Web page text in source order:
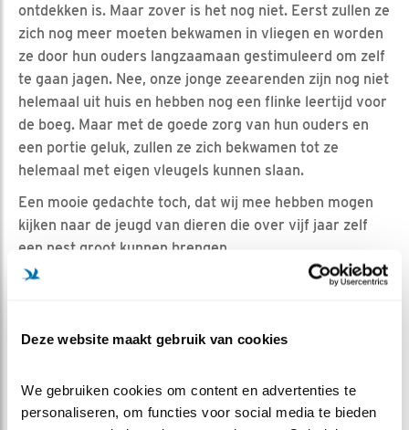
Deze website maakt gebruik van cookies
We gebruiken cookies om content en advertenties te
personaliseren, om functies voor social media te bieden
ontdekken is. Maar zover is het nog niet. Eerst zullen ze
zich nog meer moeten bekwamen in vliegen en worden
ze door hun ouders langzaamaan gestimuleerd om zelf
te gaan jagen. Nee, onze jonge zeearenden zijn nog niet
helemaal uit huis en hebben nog een flinke leertijd voor
de boeg. Maar met de goede zorg van hun ouders en
een portie geluk, zullen ze zich bekwamen tot ze
helemaal met eigen vleugels kunnen slaan.
Een mooie gedachte toch, dat wij mee hebben mogen
kijken naar de jeugd van dieren die over vijf jaar zelf
een nest groot kunnen brengen.
Voor iedereen die de schoonheid van de
Alde Feanen
vliegende deur voorbij, of zie je ze gewoon ergens in